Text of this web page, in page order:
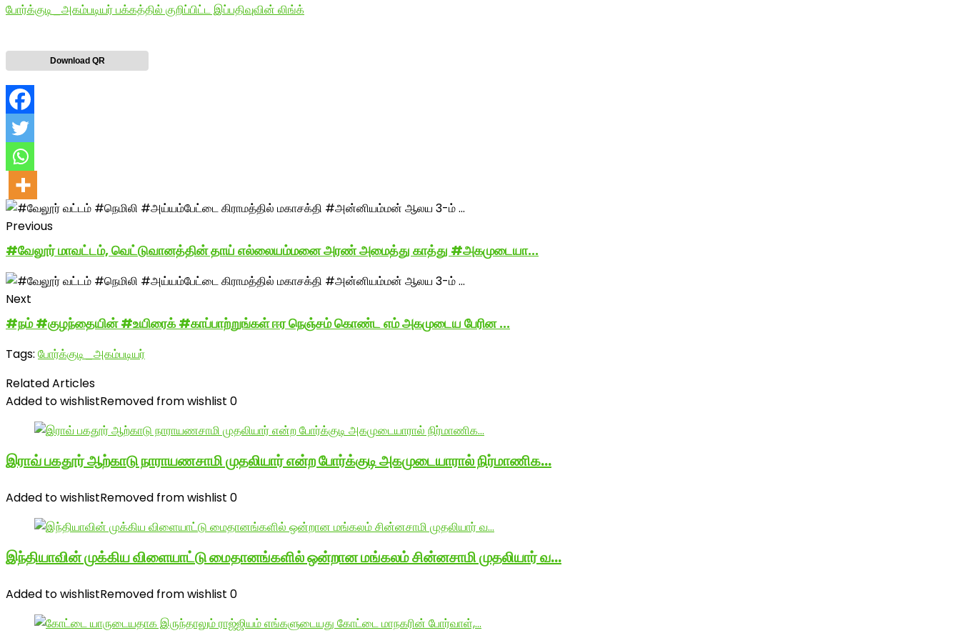
போர்க்குடி_அகம்படியர் பக்கத்தில் குறிப்பிட்ட இப்பதிவுவின் லிங்க்
Download QR
Previous
#வேலூர் மாவட்டம், வெட்டுவானத்தின் தாய் எல்லையம்மனை அரண் அமைத்து காத்து #அகமுடையா...
Next
#நம் #குழந்தையின் #உயிரைக் #காப்பாற்றுங்கள் ஈர நெஞ்சம் கொண்ட எம் அகமுடைய பேரின ...
Tags: போர்க்குடி_அகம்படியர்
Related Articles
Added to wishlistRemoved from wishlist 0
இராவ் பகதூர் ஆற்காடு நாராயணசாமி முதலியார் என்ற போர்க்குடி அகமுடையாரால் நிர்மாணிக…
Added to wishlistRemoved from wishlist 0
இந்தியாவின் முக்கிய விளையாட்டு மைதானங்களில் ஒன்றான மங்கலம் சின்னசாமி முதலியார் வ…
Added to wishlistRemoved from wishlist 0